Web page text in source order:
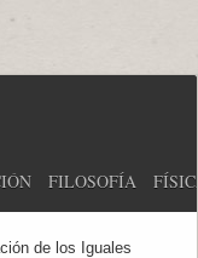
FILOSOFÍA
de los Iguales